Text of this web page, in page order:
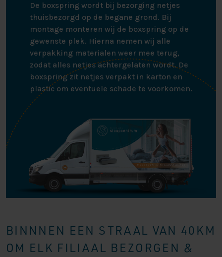
De boxspring wordt bij bezorging netjes
thuisbezorgd op de begane grond. Bij
montage monteren wij de boxspring op de
gewenste plek. Hierna nemen wij alle
verpakking materialen weer mee terug,
zodat alles netjes achtergelaten wordt. De
boxspring zit netjes verpakt in karton en
plastic om eventuele schade te voorkomen.
BINNNEN EEN STRAAL VAN 40KM
OM ELK FILIAAL BEZORGEN &